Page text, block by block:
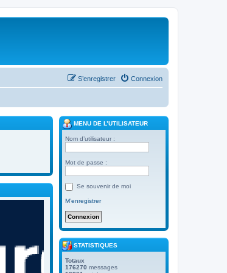
Connexion
S’enregistrer
MENU DE L’UTILISATEUR
Nom d’utilisateur :
Mot de passe :
Se souvenir de moi
M’enregistrer
STATISTIQUES
Totaux
176270 messages